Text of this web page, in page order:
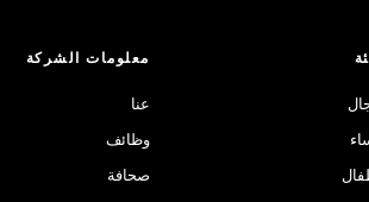
معلومات الشركة
عنا
وظائف
صحافة